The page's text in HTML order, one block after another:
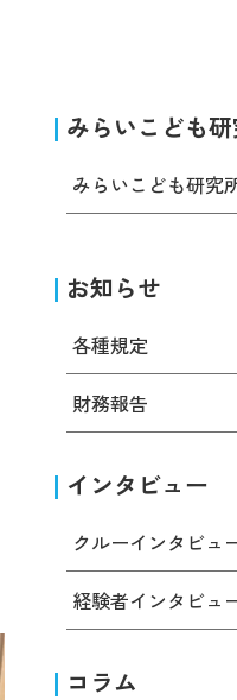
みらいこども
みらいこども研究
お知らせ
各種規定
財務報告
インタビュー
クルーインタビュ
経験者インタビュ
コラム